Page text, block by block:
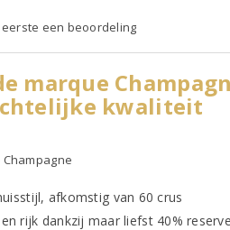
een beoordeling
marque
kwaliteit
afkomstig van 60 crus
rijk dankzij maar liefst 40%